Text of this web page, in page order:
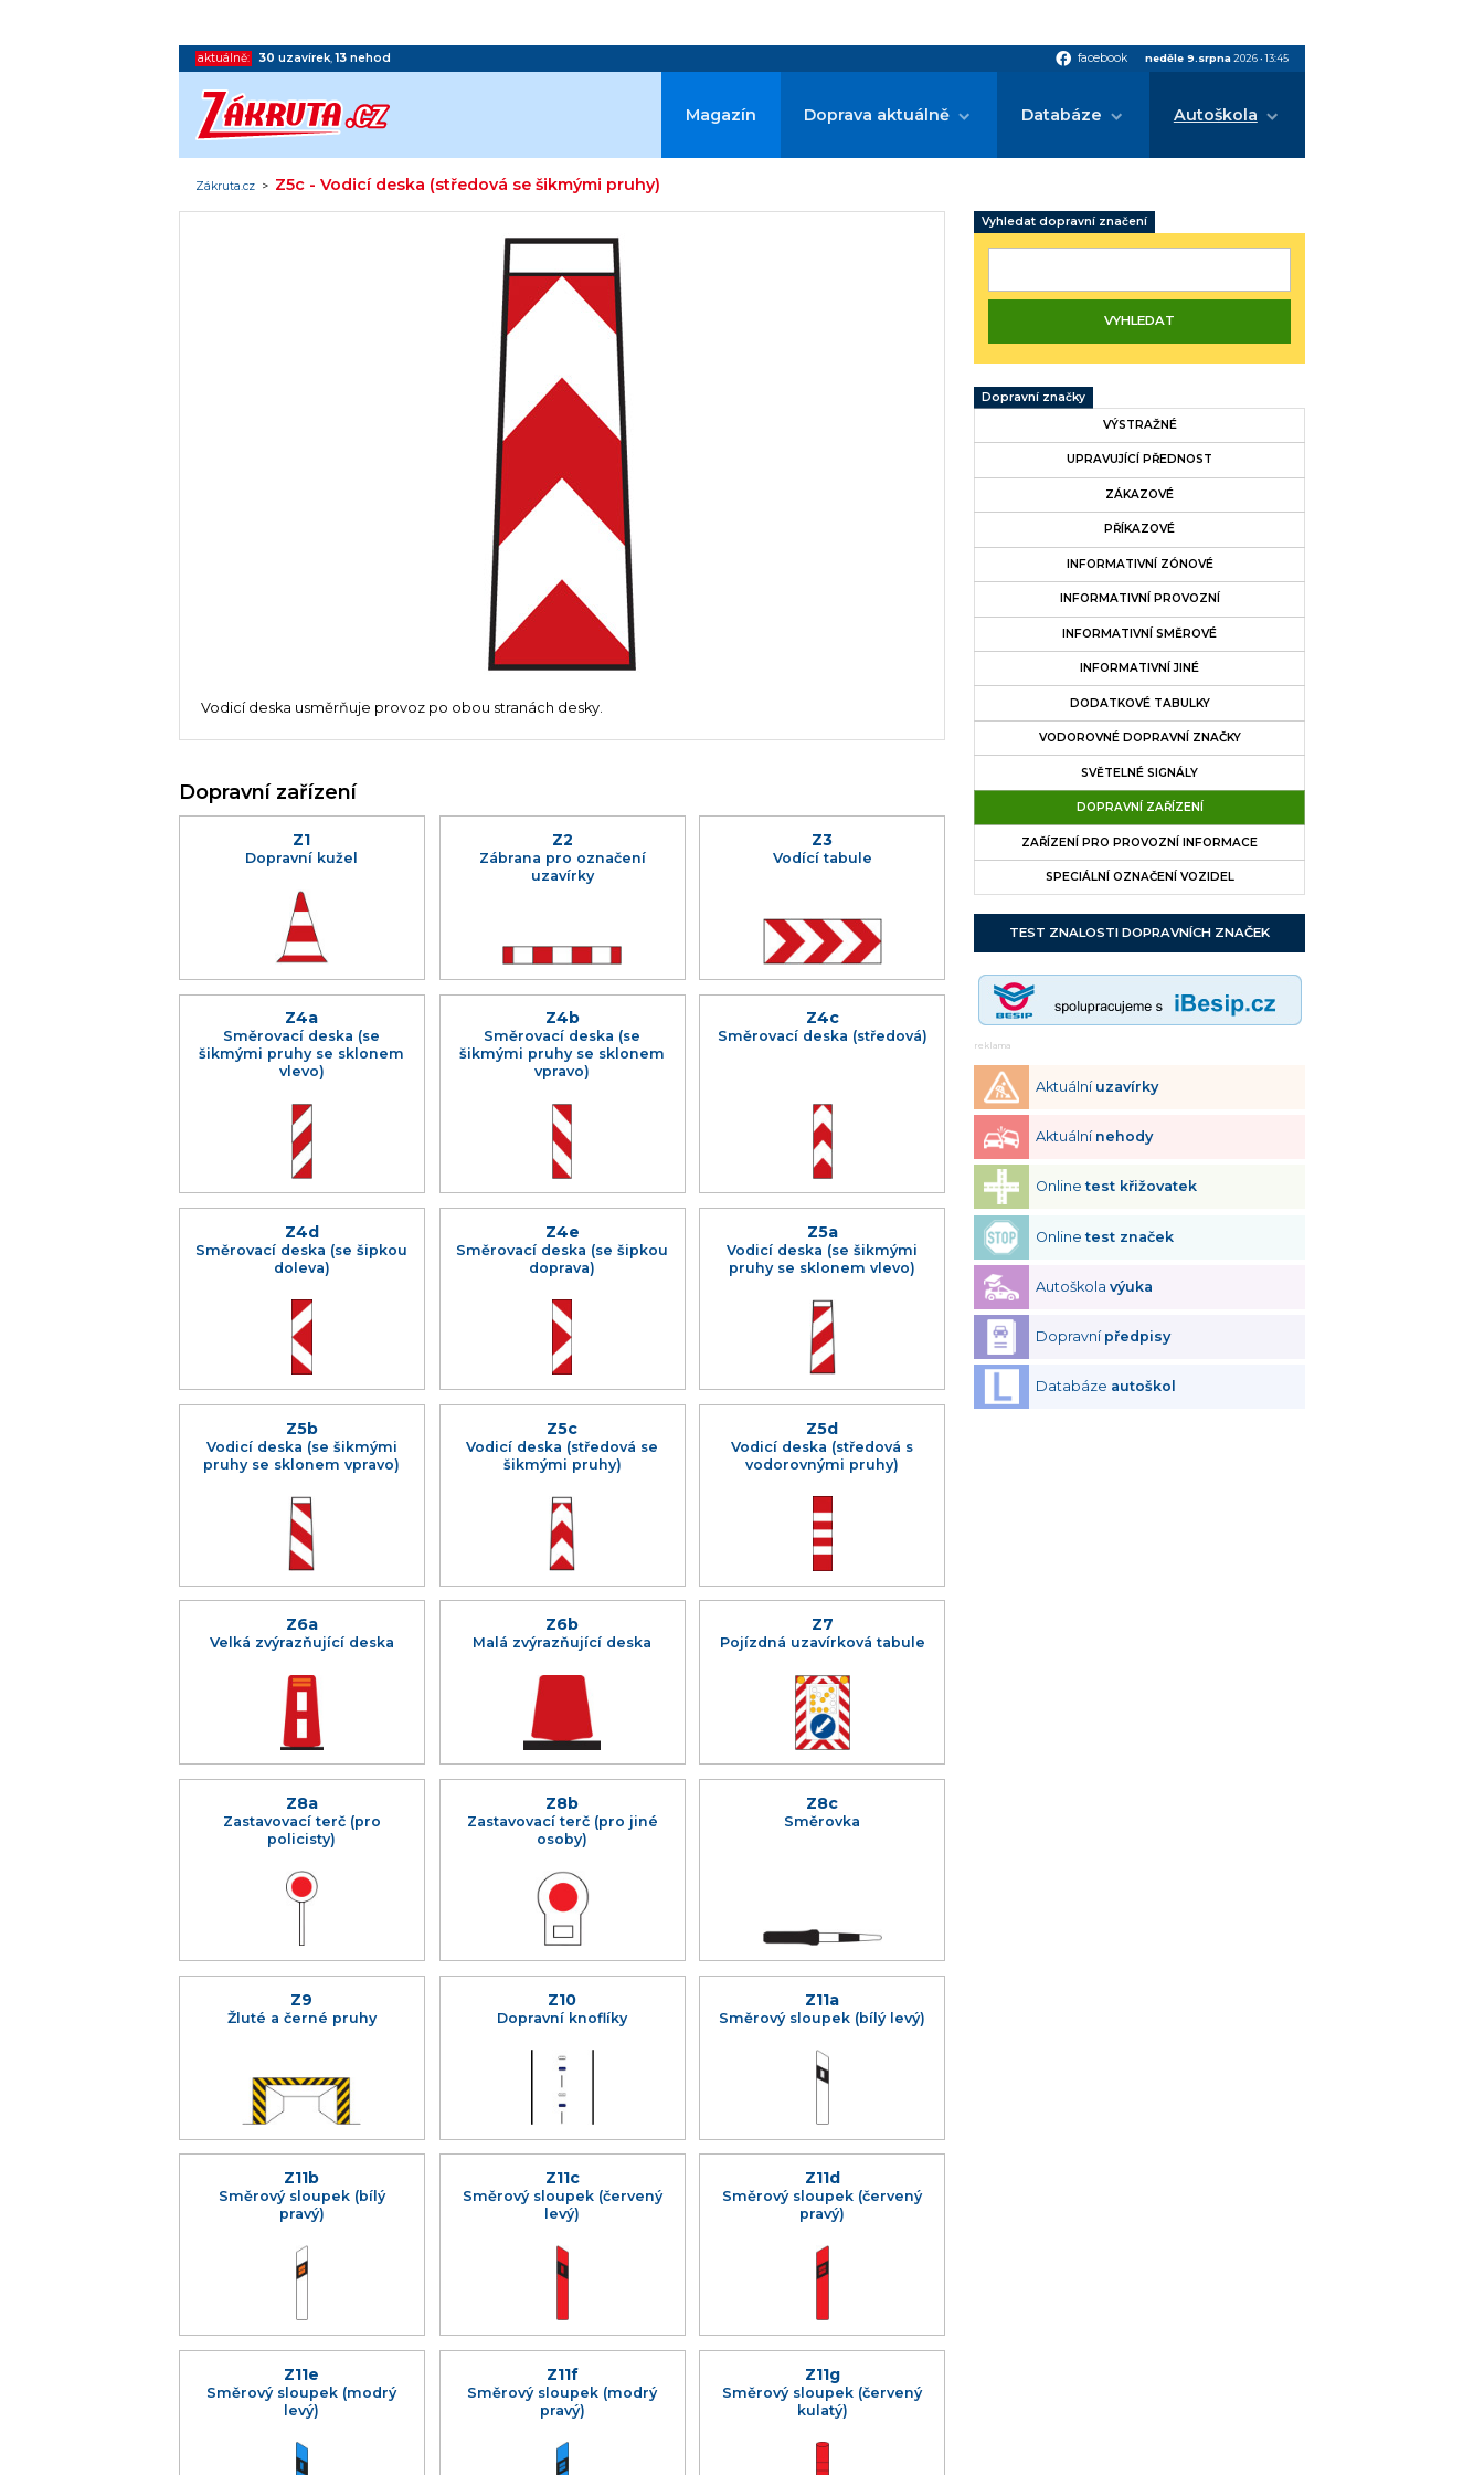
aktuálně: 30 uzavírek,13 nehod facebook facebook neděle 9.srpna 2026•13:45
Magazín Doprava aktuálně Databáze Autoškola
Zákruta.cz > Z5c - Vodicí deska (středová se šikmými pruhy)
Vodicí deska usměrňuje provoz po obou stranách desky.
Dopravní zařízení
Z1
Dopravní kužel
Z2
Zábrana pro označení
uzavírky
Z3
Vodící tabule
Z4a
Směrovací deska (se
šikmými pruhy se sklonem
vlevo)
Z4b
Směrovací deska (se
šikmými pruhy se sklonem
vpravo)
Z4c
Směrovací deska (středová)
Z4d
Směrovací deska (se šipkou
doleva)
Z4e
Směrovací deska (se šipkou
doprava)
Z5a
Vodicí deska (se šikmými
pruhy se sklonem vlevo)
Z5b
Vodicí deska (se šikmými
pruhy se sklonem vpravo)
Z5c
Vodicí deska (středová se
šikmými pruhy)
Z5d
Vodicí deska (středová s
vodorovnými pruhy)
Z6a
Velká zvýrazňující deska
Z6b
Malá zvýrazňující deska
Z7
Pojízdná uzavírková tabule
Z8a
Zastavovací terč (pro
policisty)
Z8b
Zastavovací terč (pro jiné
osoby)
Z8c
Směrovka
Z9
Žluté a černé pruhy
Z10
Dopravní knoflíky
Z11a
Směrový sloupek (bílý levý)
Z11b
Směrový sloupek (bílý
pravý)
Z11c
Směrový sloupek (červený
levý)
Z11d
Směrový sloupek (červený
pravý)
Z11e
Směrový sloupek (modrý
levý)
Z11f
Směrový sloupek (modrý
pravý)
Z11g
Směrový sloupek (červený
kulatý)
Vyhledat dopravní značení
Dopravní značky
VÝSTRAŽNÉ
UPRAVUJÍCÍ PŘEDNOST
ZÁKAZOVÉ
PŘÍKAZOVÉ
INFORMATIVNÍ ZÓNOVÉ
INFORMATIVNÍ PROVOZNÍ
INFORMATIVNÍ SMĚROVÉ
INFORMATIVNÍ JINÉ
DODATKOVÉ TABULKY
VODOROVNÉ DOPRAVNÍ ZNAČKY
SVĚTELNÉ SIGNÁLY
DOPRAVNÍ ZAŘÍZENÍ
ZAŘÍZENÍ PRO PROVOZNÍ INFORMACE
SPECIÁLNÍ OZNAČENÍ VOZIDEL
TEST ZNALOSTI DOPRAVNÍCH ZNAČEK
reklama
Aktuální uzavírky
Aktuální nehody
Onlinetest křižovatek
Onlinetest značek
Autoškolavýuka
Dopravní předpisy
Databáze autoškol